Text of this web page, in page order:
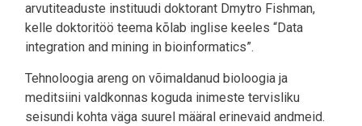
arvutiteaduste instituudi doktorant Dmytro Fishman,
kelle doktoritöö teema kõlab inglise keeles “Data
integration and mining in bioinformatics”.
Tehnoloogia areng on võimaldanud bioloogia ja
meditsiini valdkonnas koguda inimeste tervisliku
seisundi kohta väga suurel määral erinevaid andmeid.